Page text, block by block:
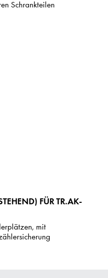
Schrankteilen
FÜR TR.AK-
mit